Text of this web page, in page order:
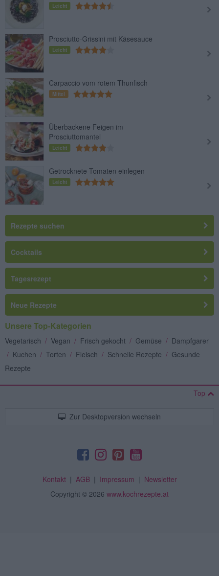
Leicht
Prosciutto-Grissini mit Käsesauce
Leicht
Carpaccio vom rotem Thunfisch
Mittel
Überbackene Feigen im
Prosciuttomantel
Leicht
Getrocknete Tomaten einlegen
Leicht
Rezepte suchen
Cocktails
Tagesrezept
Neue Rezepte
Unsere Top-Kategorien
Vegetarisch / Vegan / Frisch gekocht / Gemüse / Dampfgarer
/ Kuchen / Torten / Fleisch / Schnelle Rezepte / Gesunde
Rezepte
Top
Zur Desktopversion wechseln
Kontakt| AGB| Impressum | Newsletter
Copyright © 2026 www.kochrezepte.at